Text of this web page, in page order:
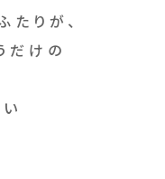
りが、
だけの